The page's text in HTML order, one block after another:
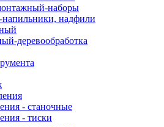
наборы
надфили
деревообработка
- станочные
- тиски